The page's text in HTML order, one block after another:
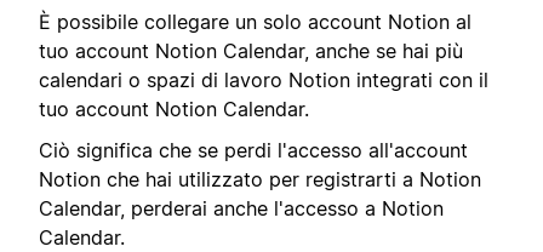
È possibile collegare un solo account Notion al
tuo account Notion Calendar, anche se hai più
calendari o spazi di lavoro Notion integrati con il
tuo account Notion Calendar.
Ciò significa che se perdi l'accesso all'account
Notion che hai utilizzato per registrarti a Notion
Calendar, perderai anche l'accesso a Notion
Calendar.